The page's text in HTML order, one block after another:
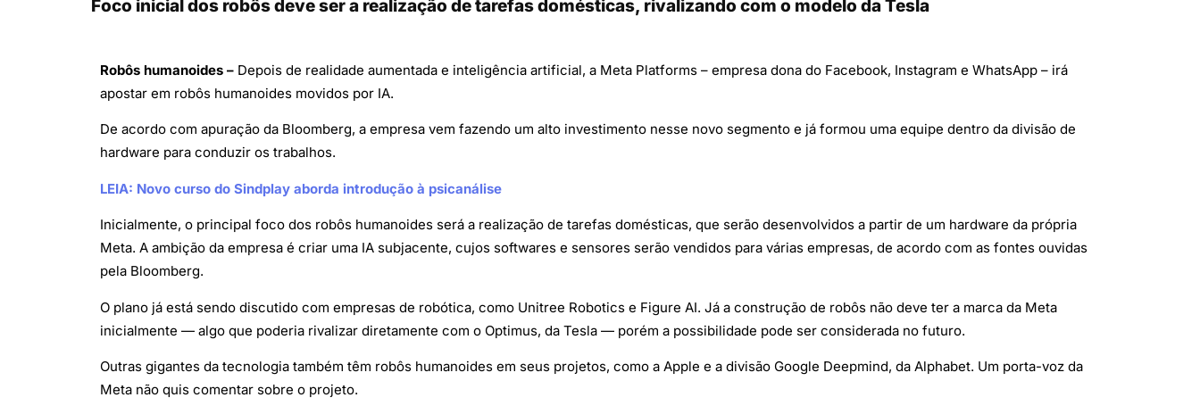
Foco inicial dos robôs deve ser a realização de tarefas domésticas, rivalizando com o modelo da Tesla
Robôs humanoides – Depois de realidade aumentada e inteligência artificial, a Meta Platforms – empresa dona do Facebook, Instagram e WhatsApp – irá
apostar em robôs humanoides movidos por IA.
De acordo com apuração da Bloomberg, a empresa vem fazendo um alto investimento nesse novo segmento e já formou uma equipe dentro da divisão de
hardware para conduzir os trabalhos.
LEIA: Novo curso do Sindplay aborda introdução à psicanálise
Inicialmente, o principal foco dos robôs humanoides será a realização de tarefas domésticas, que serão desenvolvidos a partir de um hardware da própria
Meta. A ambição da empresa é criar uma IA subjacente, cujos softwares e sensores serão vendidos para várias empresas, de acordo com as fontes ouvidas
pela Bloomberg.
O plano já está sendo discutido com empresas de robótica, como Unitree Robotics e Figure AI. Já a construção de robôs não deve ter a marca da Meta
inicialmente — algo que poderia rivalizar diretamente com o Optimus, da Tesla — porém a possibilidade pode ser considerada no futuro.
Outras gigantes da tecnologia também têm robôs humanoides em seus projetos, como a Apple e a divisão Google Deepmind, da Alphabet. Um porta-voz da
Meta não quis comentar sobre o projeto.